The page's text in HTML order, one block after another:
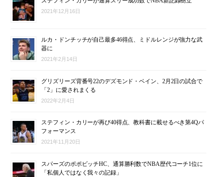
2021年12月16日
ルカ・ドンチッチが自己最多46得点、ミドルレンジが強力な武
器に
2021年2月14日
グリズリーズ背番号22のデズモンド・ベイン、2月2日の試合で
「2」に愛されまくる
2022年2月4日
ステフィン・カリーが再び40得点、教科書に載せるべき第4Qパ
フォーマンス
2021年11月20日
スパーズのポポビッチHC、通算勝利数でNBA歴代コーチ1位に
「私個人ではなく我々の記録」